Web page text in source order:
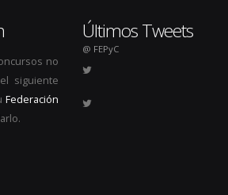
no
siguiente
Federación
Últimos Tweets
@ FEPyC